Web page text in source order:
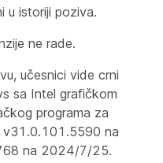
u istoriji poziva.
ne rade.
učesnici vide crni
sa Intel grafičkom
programa za
v31.0.101.5590 na
na 2024/7/25.